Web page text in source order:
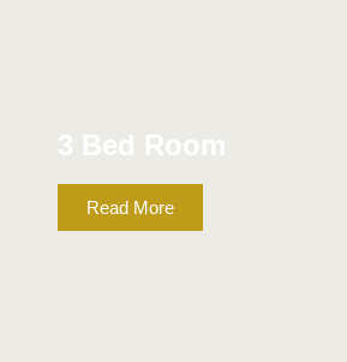
3 Bed Room
Read More